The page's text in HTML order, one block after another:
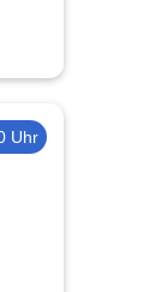
Uhr